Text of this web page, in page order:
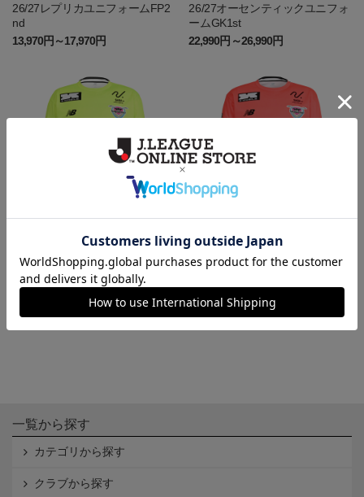
26/27レプリカユニフォームFP2
nd
13,970円～17,970円
26/27オーセンティックユニフォ
ームGK1st
22,990円～26,990円
26/27レプリカユニフォームGK1
st
13,970円～17,970円
鳥栖
26/27レプリカユニフォームGK2
一覧から探す
カテゴリから探す
クラブから探す